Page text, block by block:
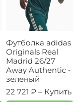
Футболка adidas
Originals Real
Madrid 26/27
Away Authentic -
зеленый
22 721 ₽ – Купить